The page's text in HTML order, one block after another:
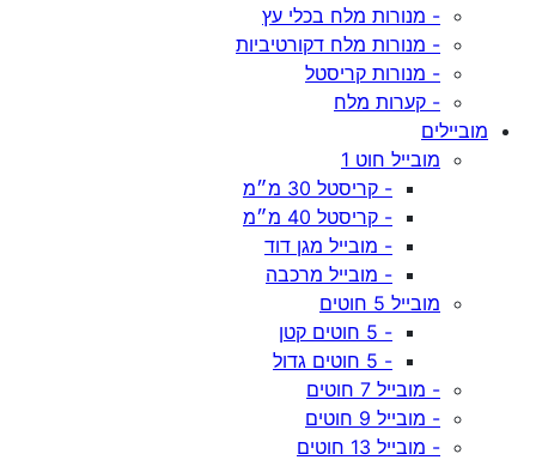
- מנורות מלח בכלי עץ
- מנורות מלח דקורטיביות
- מנורות קריסטל
- קערות מלח
מוביילים
מובייל חוט 1
- קריסטל 30 מ״מ
- קריסטל 40 מ״מ
- מובייל מגן דוד
- מובייל מרכבה
מובייל 5 חוטים
- 5 חוטים קטן
- 5 חוטים גדול
- מובייל 7 חוטים
- מובייל 9 חוטים
- מובייל 13 חוטים